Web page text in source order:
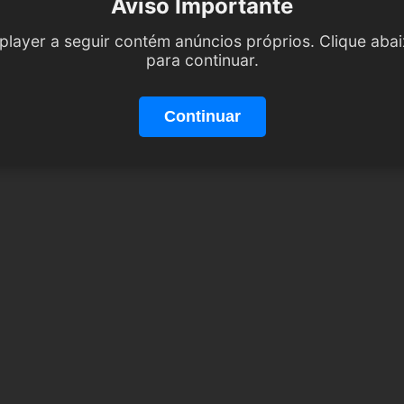
Aviso Importante
a seguir contém anúncios próprios. Clique
para continuar.
Continuar